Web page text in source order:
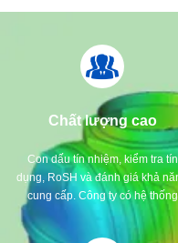
Chất lượng cao
Con dấu tín nhiệm, kiểm tra tín
dụng, RoSH và đánh giá khả
cung cấp. Công ty có hệ thống
kiểm soát chất lượng nghiêm
và phòng thí nghiệm thử nghiệm